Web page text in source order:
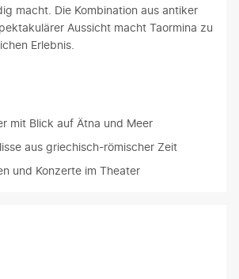
macht. Die Kombination aus antiker
Aussicht macht Taormina zu
Erlebnis.
mit Blick auf Ätna und Meer
aus griechisch-römischer Zeit
und Konzerte im Theater